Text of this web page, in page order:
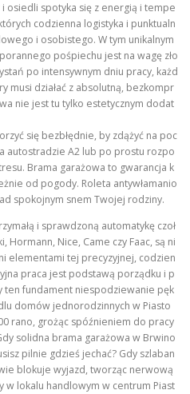
osiedli spotyka się z energią i tempe
codzienna logistyka i punktualn
i osobistego. W tym unikalnym
pośpiechu jest na wagę zło
po intensywnym dniu pracy, każd
musi działać z absolutną, bezkompr
nie jest tu tylko estetycznym dodat
się bezbłędnie, by zdążyć na poc
autostradzie A2 lub po prostu rozpo
Brama garażowa to gwarancja k
od pogody. Roleta antywłamanio
spokojnym snem Twojej rodziny.
i sprawdzoną automatykę czoł
Hormann, Nice, Came czy Faac, są ni
elementami tej precyzyjnej, codzien
praca jest podstawą porządku i p
ten fundament niespodziewanie pęk
domów jednorodzinnych w Piasto
rano, grożąc spóźnieniem do pracy
solidna brama garażowa w Brwino
pilnie gdzieś jechać? Gdy szlaban
blokuje wyjazd, tworząc nerwową
w lokalu handlowym w centrum Piast